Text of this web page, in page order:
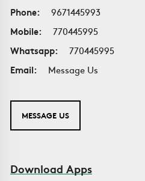
Phone:
9671445993
Mobile:
770445995
Whatsapp:
770445995
Email:
Message Us
MESSAGE US
Download Apps